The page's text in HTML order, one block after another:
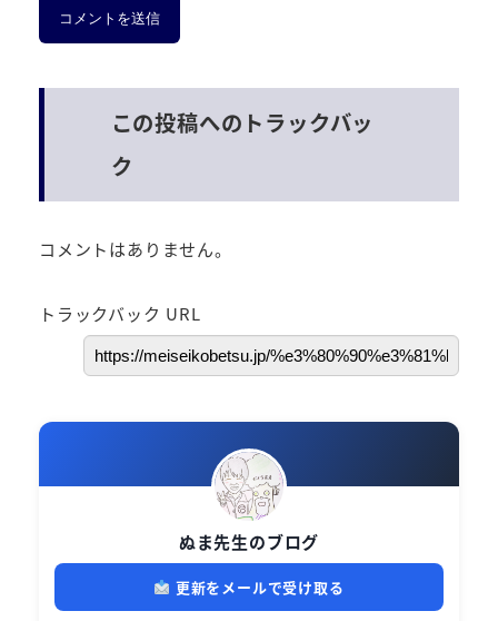
この投稿へのトラックバッ
ク
コメントはありません。
トラックバック URL
ぬま先生のブログ
更新をメールで受け取る